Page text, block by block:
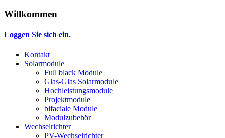
Willkommen
Loggen Sie sich ein.
Kontakt
Solarmodule
Full black Module
Glas-Glas Solarmodule
Hochleistungsmodule
Projektmodule
bifaciale Module
Modulzubehör
Wechselrichter
PV-Wechselrichter